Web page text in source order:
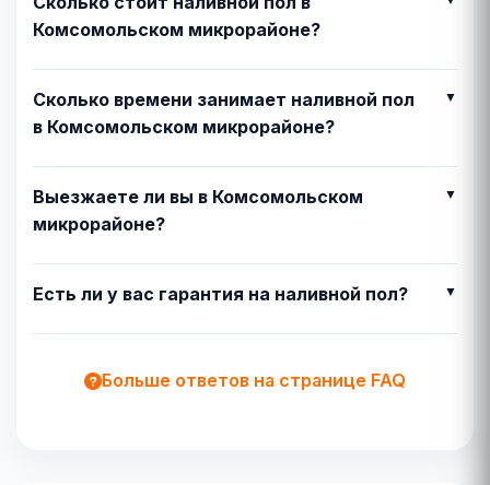
Комсомольском микрорайоне?
Сколько времени занимает наливной пол
в Комсомольском микрорайоне?
Выезжаете ли вы в Комсомольском
микрорайоне?
Есть ли у вас гарантия на наливной пол?
Больше ответов на странице FAQ